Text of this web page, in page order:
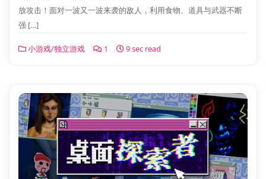
放攻击！面对一波又一波来袭的敌人，利用食物、道具与武器不断
强 […]
小游戏/独立游戏 1 9 sec read